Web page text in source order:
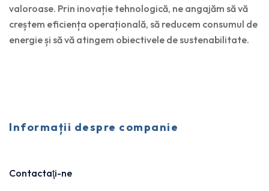
valoroase. Prin inovație tehnologică, ne angajăm să vă
creștem eficiența operațională, să reducem consumul de
energie și să vă atingem obiectivele de sustenabilitate.
Informații despre companie
Contactaţi-ne